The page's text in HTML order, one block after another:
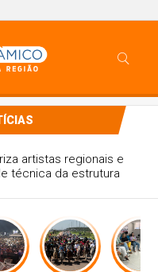
e marca momento de